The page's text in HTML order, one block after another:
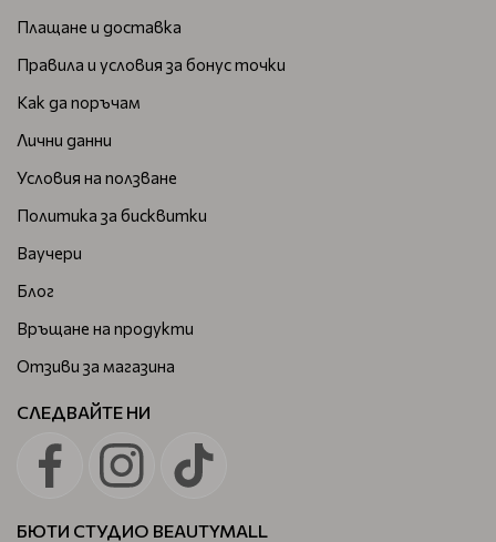
Плащане и доставка
Правила и условия за бонус точки
Как да поръчам
Лични данни
Условия на ползване
Политика за бисквитки
Ваучери
Блог
Връщане на продукти
Отзиви за магазина
СЛЕДВАЙТЕ НИ
БЮТИ СТУДИО BEAUTYMALL